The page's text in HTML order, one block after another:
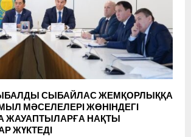
СЫБАЙЛАС ЖЕМҚОРЛЫҚҚА
МӘСЕЛЕЛЕРІ ЖӨНІНДЕГІ
ЖАУАПТЫЛАРҒА НАҚТЫ
ЖҮКТЕДІ